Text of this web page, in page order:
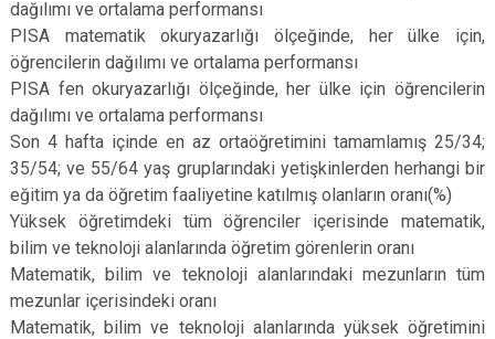
dağılımı ve ortalama performansı
PISA matematik okuryazarlığı ölçeğinde, her ülke için,
öğrencilerin dağılımı ve ortalama performansı
PISA fen okuryazarlığı ölçeğinde, her ülke için öğrencilerin
dağılımı ve ortalama performansı
Son 4 hafta içinde en az ortaöğretimini tamamlamış 25/34;
35/54; ve 55/64 yaş gruplarındaki yetişkinlerden herhangi bir
eğitim ya da öğretim faaliyetine katılmış olanların oranı(%)
Yüksek öğretimdeki tüm öğrenciler içerisinde matematik,
bilim ve teknoloji alanlarında öğretim görenlerin oranı
Matematik, bilim ve teknoloji alanlarındaki mezunların tüm
mezunlar içerisindeki oranı
Matematik, bilim ve teknoloji alanlarında yüksek öğretimini